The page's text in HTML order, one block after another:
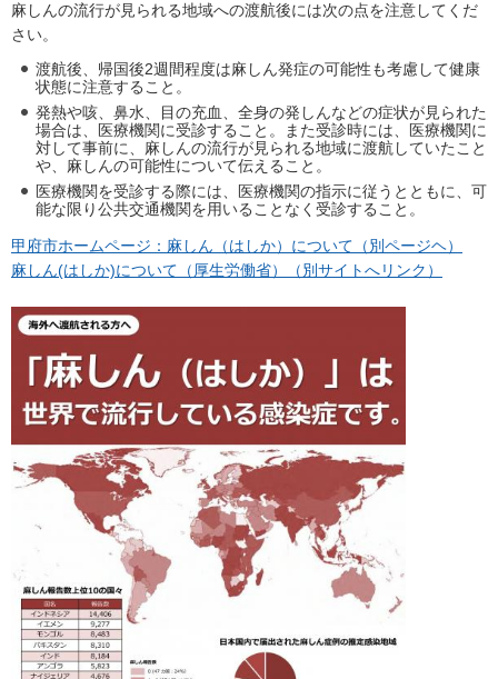
麻しんの流行が見られる地域への渡航後には次の点を注意してくだ
さい。
渡航後、帰国後2週間程度は麻しん発症の可能性も考慮して健康
状態に注意すること。
発熱や咳、鼻水、目の充血、全身の発しんなどの症状が見られた
場合は、医療機関に受診すること。また受診時には、医療機関に
対して事前に、麻しんの流行が見られる地域に渡航していたこと
や、麻しんの可能性について伝えること。
医療機関を受診する際には、医療機関の指示に従うとともに、可
能な限り公共交通機関を用いることなく受診すること。
甲府市ホームページ：麻しん（はしか）について（別ページヘ）
麻しん(はしか)について（厚生労働省）（別サイトへリンク）